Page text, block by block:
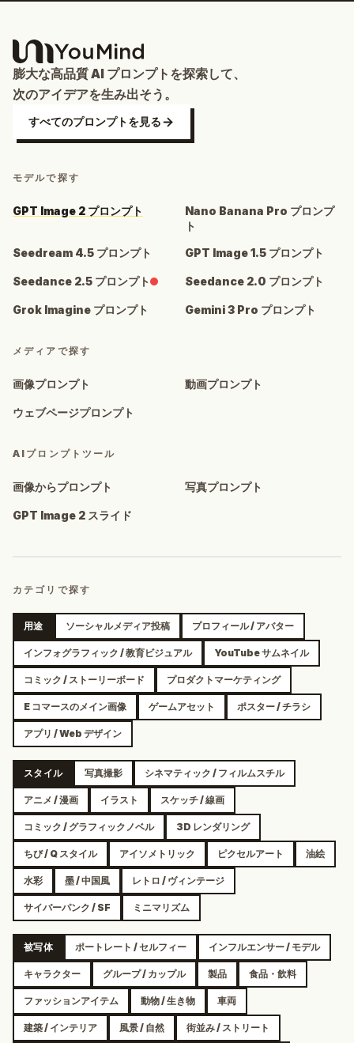
膨大な高品質 AI プロンプトを探索して、
次のアイデアを生み出そう。
すべてのプロンプトを見る
モデルで探す
GPT Image 2 プロンプト
Nano Banana Pro プロンプ
ト
Seedream 4.5 プロンプト
GPT Image 1.5 プロンプト
Seedance 2.5 プロンプト Seedance 2.0 プロンプト
Grok Imagine プロンプト Gemini 3 Pro プロンプト
メディアで探す
画像プロンプト 動画プロンプト
ウェブページプロンプト
AIプロンプトツール
画像からプロンプト 写真プロンプト
GPT Image 2 スライド
カテゴリで探す
用途 ソーシャルメディア投稿 プロフィール / アバター
インフォグラフィック / 教育ビジュアル YouTube サムネイル
コミック / ストーリーボード プロダクトマーケティング
E コマースのメイン画像 ゲームアセット ポスター / チラシ
アプリ / Web デザイン
スタイル 写真撮影 シネマティック / フィルムスチル
アニメ / 漫画 イラスト スケッチ / 線画
コミック / グラフィックノベル 3D レンダリング
ちび / Q スタイル アイソメトリック ピクセルアート 油絵
水彩 墨 / 中国風 レトロ / ヴィンテージ
サイバーパンク / SF ミニマリズム
被写体 ポートレート / セルフィー インフルエンサー / モデル
キャラクター グループ / カップル 製品 食品・飲料
ファッションアイテム 動物 / 生き物 車両
建築 / インテリア 風景 / 自然 街並み / ストリート